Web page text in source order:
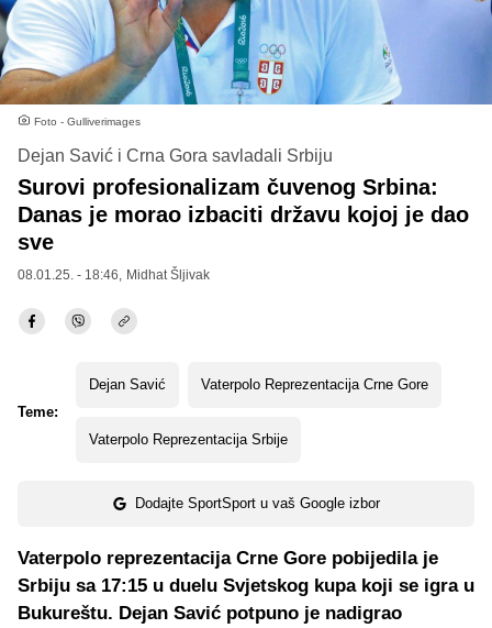
Foto - Gulliverimages
Dejan Savić i Crna Gora savladali Srbiju
Surovi profesionalizam čuvenog Srbina:
Danas je morao izbaciti državu kojoj je dao
sve
08.01.25. - 18:46, Midhat Šljivak
Teme:
Dejan Savić Vaterpolo Reprezentacija Crne Gore
Vaterpolo Reprezentacija Srbije
Dodajte SportSport u vaš Google izbor
Vaterpolo reprezentacija Crne Gore pobijedila je
Srbiju sa 17:15 u duelu Svjetskog kupa koji se igra u
Bukureštu. Dejan Savić potpuno je nadigrao